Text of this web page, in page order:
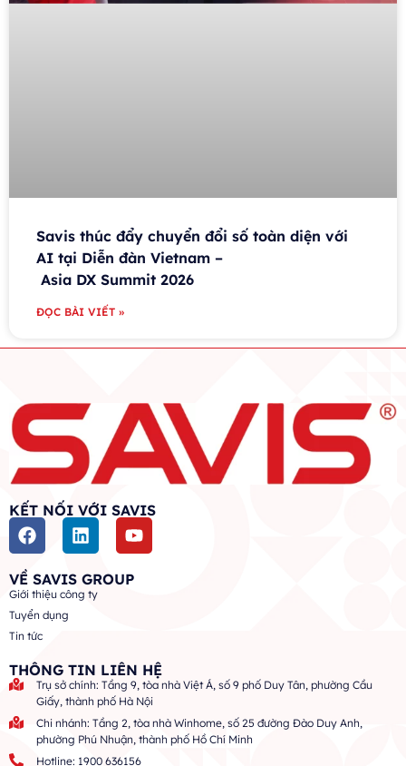
Savis thúc đẩy chuyển đổi số toàn diện với
AI tại Diễn đàn Vietnam –
Asia DX Summit 2026
ĐỌC BÀI VIẾT »
KẾT NỐI VỚI SAVIS
VỀ SAVIS GROUP
Giới thiệu công ty
Tuyển dụng
Tin tức
THÔNG TIN LIÊN HỆ
Trụ sở chính: Tầng 9, tòa nhà Việt Á, số 9 phố Duy Tân, phường Cầu
Giấy, thành phố Hà Nội
Chi nhánh: Tầng 2, tòa nhà Winhome, số 25 đường Đào Duy Anh,
phường Phú Nhuận, thành phố Hồ Chí Minh
Hotline: 1900 636156